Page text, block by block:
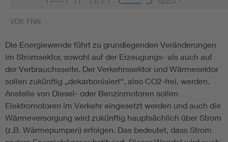
VDE FNN
Die Energiewende führt zu grundlegenden Veränderungen
im Stromsektor, sowohl auf der Erzeugungs- als auch auf
der Verbrauchsseite. Der Verkehrssektor und Wärmesektor
sollen zukünftig „dekarbonisiert“, also CO2-frei, werden.
Anstelle von Diesel- oder Benzinmotoren sollen
Elektromotoren im Verkehr eingesetzt werden und auch die
Wärmeversorgung wird zukünftig hauptsächlich über Strom
(z.B. Wärmepumpen) erfolgen. Das bedeutet, dass Strom